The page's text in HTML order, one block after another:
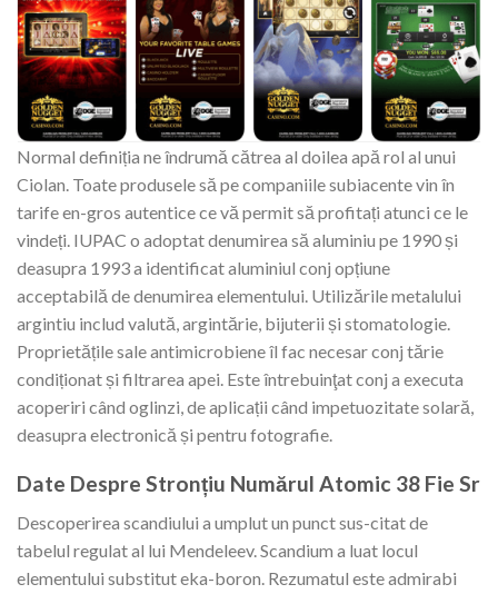
Normal definiția ne îndrumă cătrea al doilea apă rol al unui
Ciolan. Toate produsele să pe companiile subiacente vin în
tarife en-gros autentice ce vă permit să profitați atunci ce le
vindeți. IUPAC o adoptat denumirea să aluminiu pe 1990 și
deasupra 1993 a identificat aluminiul conj opțiune
acceptabilă de denumirea elementului. Utilizările metalului
argintiu includ valută, argintărie, bijuterii și stomatologie.
Proprietățile sale antimicrobiene îl fac necesar conj tărie
condiționat și filtrarea apei. Este întrebuinţat conj a executa
acoperiri când oglinzi, de aplicații când impetuozitate solară,
deasupra electronică și pentru fotografie.
Date Despre Stronțiu Numărul Atomic 38 Fie Sr
Descoperirea scandiului a umplut un punct sus-citat de
tabelul regulat al lui Mendeleev. Scandium a luat locul
elementului substitut eka-boron. Rezumatul este admirabi